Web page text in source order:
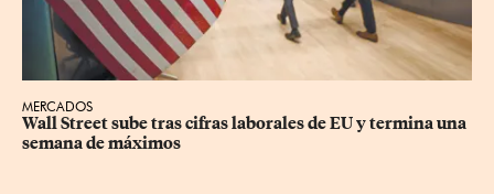
MERCADOS
Wall Street sube tras cifras laborales de EU y termina una
semana de máximos